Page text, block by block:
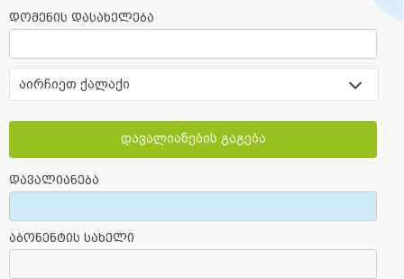
დომენის დასახელება
აირჩიეთ ქალაქი
დავალიანების გაგება
დავალიანება
აბონენტის სახელი